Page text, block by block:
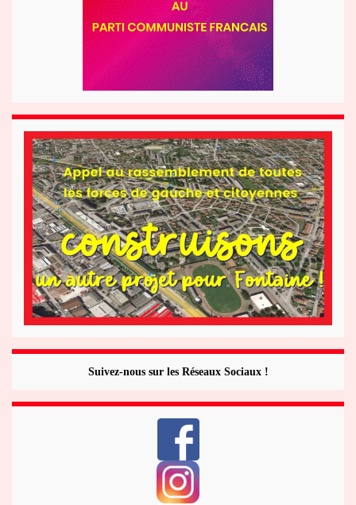
Suivez-nous sur les Réseaux Sociaux !